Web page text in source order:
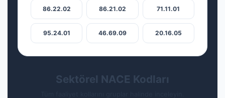
86.22.02 86.21.02 71.11.01
95.24.01 46.69.09 20.16.05
Sektörel NACE Kodları